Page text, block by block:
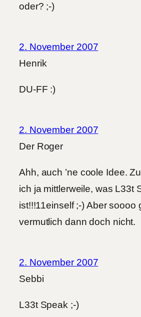
oder? ;-)
2. November 2007
Henrik
DU-FF :)
2. November 2007
Der Roger
Ahh, auch ’ne coole Idee.
ich ja mittlerweile, was L33t
ist!!!11einself ;-) Aber soooo
vermutlich dann doch nicht.
2. November 2007
Sebbi
L33t Speak ;-)